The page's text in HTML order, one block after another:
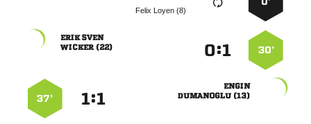
  
30’
:
 
 

 
:
37’